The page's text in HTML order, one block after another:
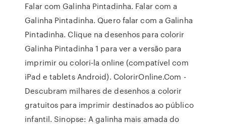
Falar com Galinha Pintadinha. Falar com a
Galinha Pintadinha. Quero falar com a Galinha
Pintadinha. Clique na desenhos para colorir
Galinha Pintadinha 1 para ver a versão para
imprimir ou colori-la online (compatível com
iPad e tablets Android). ColorirOnline.Com -
Descubram milhares de desenhos a colorir
gratuitos para imprimir destinados ao público
infantil. Sinopse: A galinha mais amada do